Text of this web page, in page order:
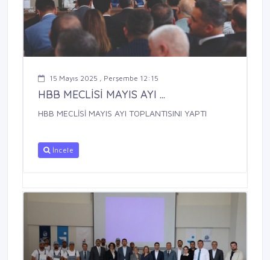
15 Mayıs 2025 , Perşembe 12:15
HBB MECLİSİ MAYIS AYI ...
HBB MECLİSİ MAYIS AYI TOPLANTISINI YAPTI
İncele